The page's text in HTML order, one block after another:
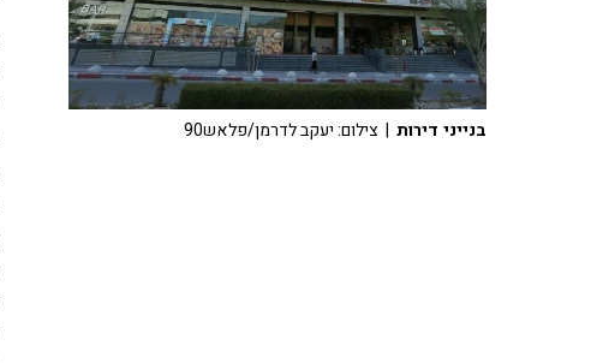
בנייני דירות | צילום: יעקב לדרמן/פלאש90